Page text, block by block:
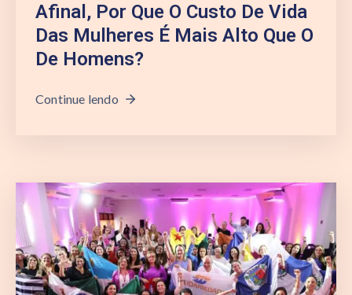
Afinal, Por Que O Custo De Vida
Das Mulheres É Mais Alto Que O
De Homens?
Continue lendo